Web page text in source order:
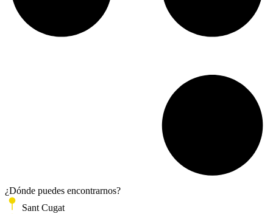
¿Dónde puedes encontrarnos?
Sant Cugat